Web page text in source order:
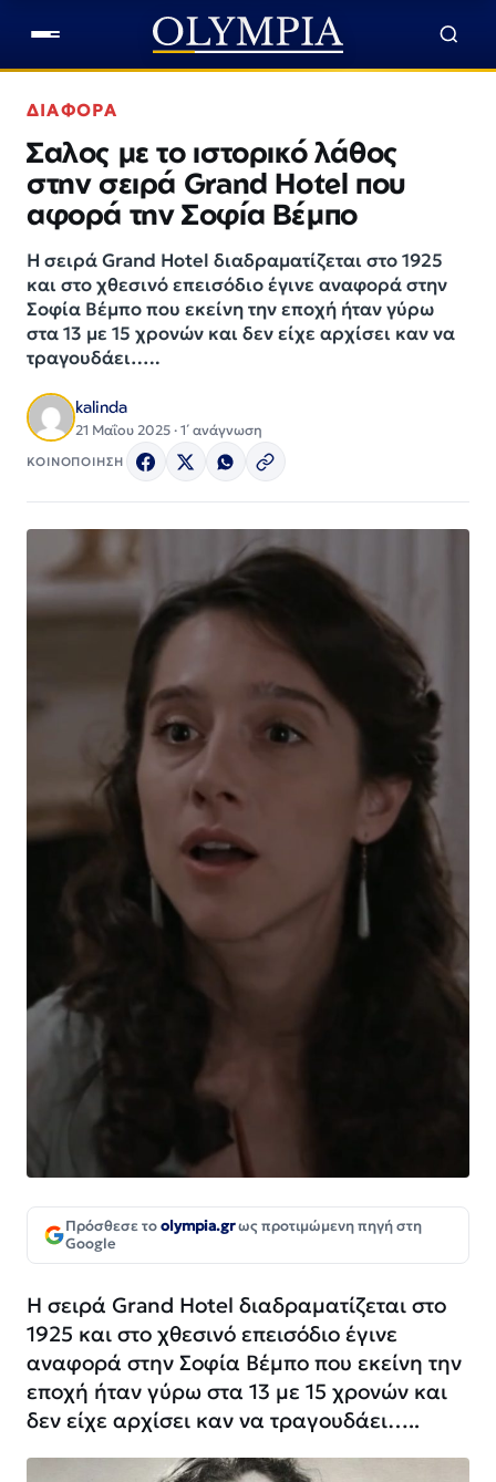
ΔΙΑΦΟΡΑ
Σαλος με το ιστορικό λάθος
στην σειρά Grand Hotel που
αφορά την Σοφία Βέμπο
Η σειρά Grand Hotel διαδραματίζεται στο 1925
και στο χθεσινό επεισόδιο έγινε αναφορά στην
Σοφία Βέμπο που εκείνη την εποχή ήταν γύρω
στα 13 με 15 χρονών και δεν είχε αρχίσει καν να
τραγουδάει…..
kalinda
21 Μαΐου 2025 · 1΄ ανάγνωση
ΚΟΙΝΟΠΟΙΗΣΗ
Πρόσθεσε τοolympia.grως προτιμώμενη πηγή στη
Google
Η σειρά Grand Hotel διαδραματίζεται στο
1925 και στο χθεσινό επεισόδιο έγινε
αναφορά στην Σοφία Βέμπο που εκείνη την
εποχή ήταν γύρω στα 13 με 15 χρονών και
δεν είχε αρχίσει καν να τραγουδάει…..